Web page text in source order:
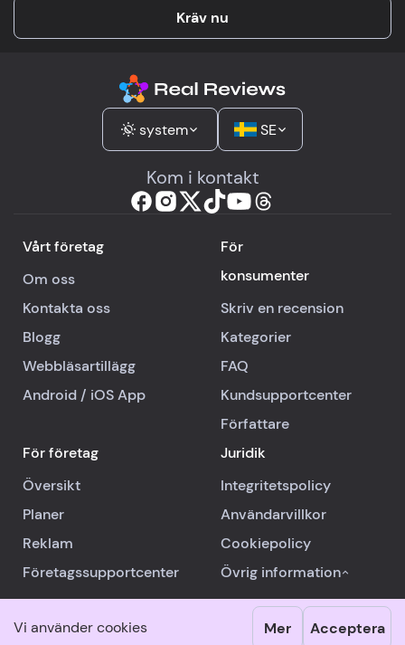
Vi använder cookies Mer Acceptera
Kräv nu
system SE
Kom i kontakt
Vårt företag
Om oss
Kontakta oss
Blogg
Webbläsartillägg
Android / iOSApp
För
konsumenter
Skriv en recension
Kategorier
FAQ
Kundsupportcenter
Författare
För företag
Översikt
Planer
Reklam
Företagssupportcenter
Juridik
Integritetspolicy
Användarvillkor
Cookiepolicy
Övrig information
© 2026 RealReviews.io Alla rättigheter förbehållna.